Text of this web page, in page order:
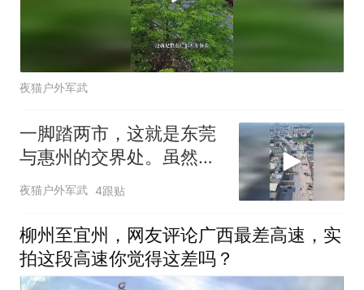
夜猫户外军武
一脚踏两市，这就是东莞
与惠州的交界处。虽然两
地居民都讲粤语，
夜猫户外军武 4跟贴
柳州至宜州，网友评论广西最差高速，实
拍这段高速你觉得这差吗？